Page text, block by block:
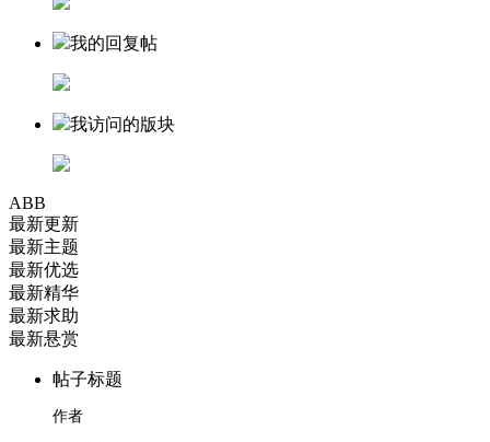
我的回复帖
我访问的版块
ABB
最新更新
最新主题
最新优选
最新精华
最新求助
最新悬赏
帖子标题
作者